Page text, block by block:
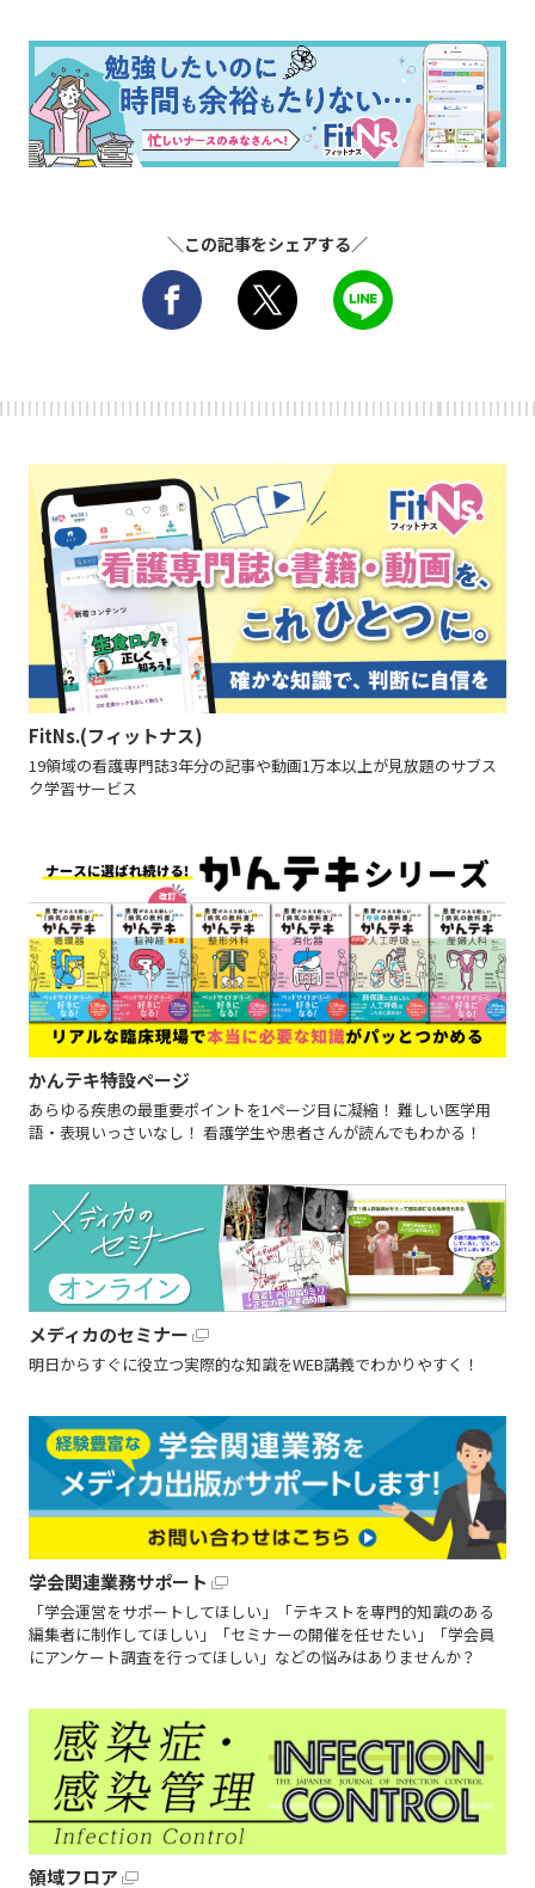
＼この記事をシェアする／
FitNs.(フィットナス)
19領域の看護専門誌3年分の記事や動画1万本以上が見放題のサブス
ク学習サービス
かんテキ特設ページ
あらゆる疾患の最重要ポイントを1ページ目に凝縮！ 難しい医学用
語・表現いっさいなし！ 看護学生や患者さんが読んでもわかる！
メディカのセミナー
明日からすぐに役立つ実際的な知識をWEB講義でわかりやすく！
学会関連業務サポート
「学会運営をサポートしてほしい」「テキストを専門的知識のある
編集者に制作してほしい」「セミナーの開催を任せたい」「学会員
にアンケート調査を行ってほしい」などの悩みはありませんか？
領域フロア